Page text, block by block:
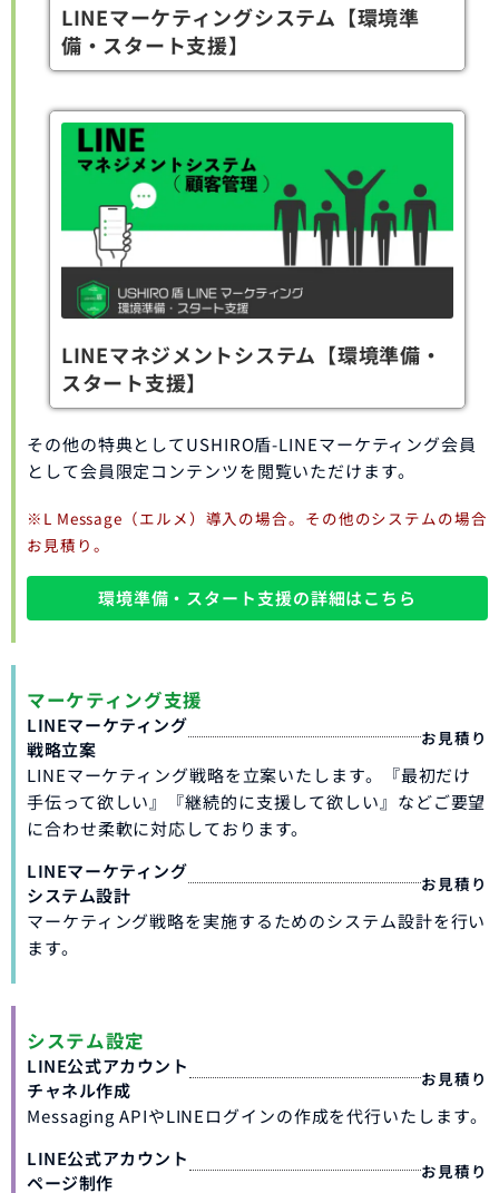
LINEマーケティングシステム【環境準
備・スタート支援】
LINEマネジメントシステム【環境準備・
スタート支援】
その他の特典としてUSHIRO盾-LINEマーケティング会員
として会員限定コンテンツを閲覧いただけます。
※L Message（エルメ）導入の場合。その他のシステムの場合
お見積り。
環境準備・スタート支援の詳細はこちら
マーケティング支援
LINEマーケティング
戦略立案
お見積り
LINEマーケティング戦略を立案いたします。『最初だけ
手伝って欲しい』『継続的に支援して欲しい』などご要望
に合わせ柔軟に対応しております。
LINEマーケティング
システム設計
お見積り
マーケティング戦略を実施するためのシステム設計を行い
ます。
システム設定
LINE公式アカウント
チャネル作成
お見積り
Messaging APIやLINEログインの作成を代行いたします。
LINE公式アカウント
ページ制作
お見積り